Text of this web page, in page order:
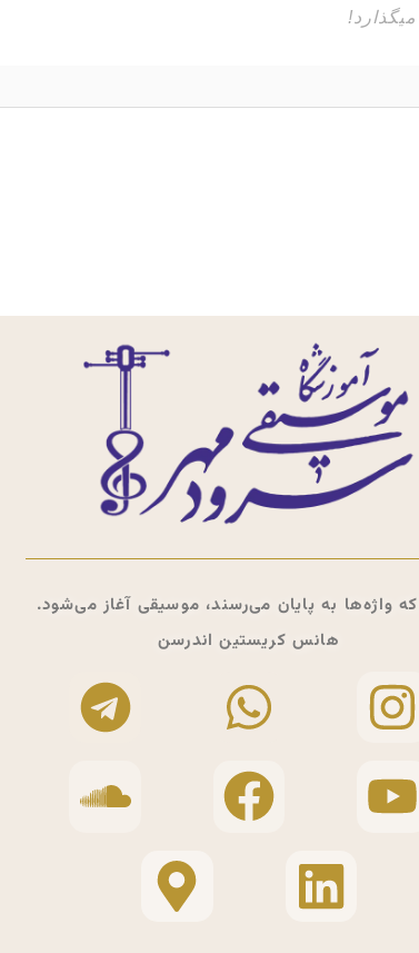
واژه‌ها به پایان می‌رسند، موسیقی آغاز می‌شود.
هانس کریستین اندرسن